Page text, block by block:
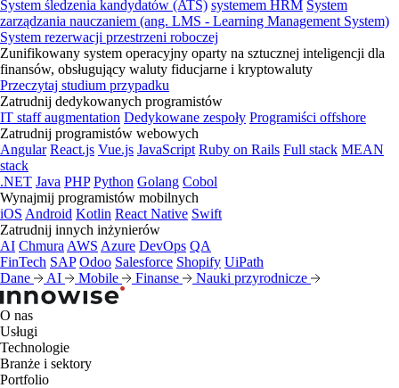
System śledzenia kandydatów (ATS) systemem HRM System
zarządzania nauczaniem (ang. LMS - Learning Management System)
System rezerwacji przestrzeni roboczej
Zunifikowany system operacyjny oparty na sztucznej inteligencji dla
finansów, obsługujący waluty fiducjarne i kryptowaluty
Przeczytaj studium przypadku
Zatrudnij dedykowanych programistów
IT staff augmentation Dedykowane zespoły Programiści offshore
Zatrudnij programistów webowych
Angular React.js Vue.js JavaScript Ruby on Rails Full stack MEAN
stack
.NET Java PHP Python Golang Cobol
Wynajmij programistów mobilnych
iOS Android Kotlin React Native Swift
Zatrudnij innych inżynierów
AI Chmura AWS Azure DevOps QA
FinTech SAP Odoo Salesforce Shopify UiPath
Dane
AI Mobile Finanse Nauki przyrodnicze
O nas
Usługi
Technologie
Branże i sektory
Portfolio